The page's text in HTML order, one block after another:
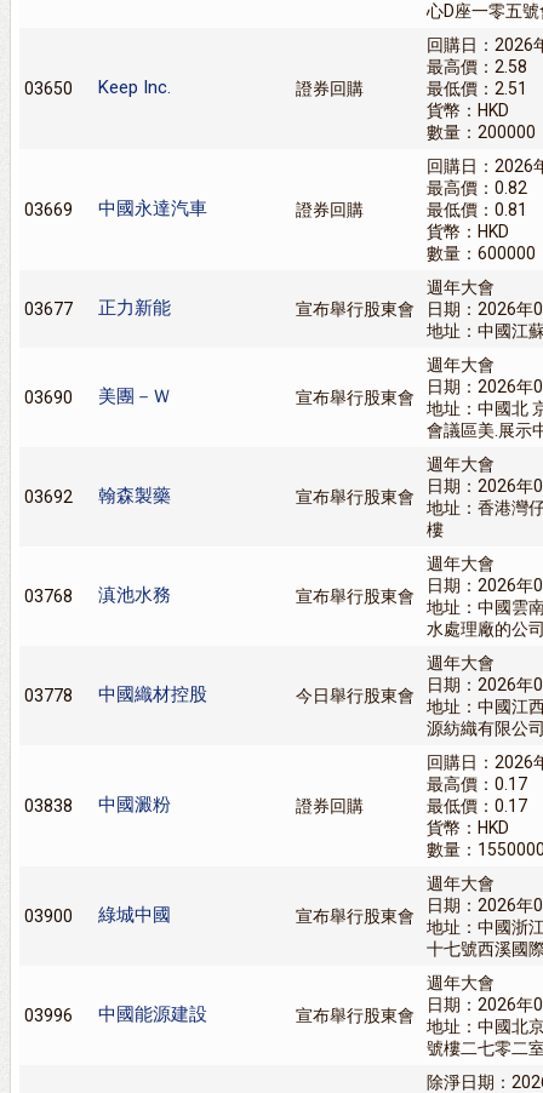
心D座一零五
03650 Keep Inc. 證券回購
回購日：2026
最高價：2.58
最低價：2.51
貨幣：HKD
數量：200000
03669 中國永達汽車 證券回購
回購日：2026
最高價：0.82
最低價：0.81
貨幣：HKD
數量：600000
03677 正力新能 宣布舉行股東會
週年大會
日期：2026年
地址：中國江
03690 美團－Ｗ 宣布舉行股東會
週年大會
日期：2026年
地址：中國北
會議區美.展示
03692 翰森製藥 宣布舉行股東會
週年大會
日期：2026年
地址：香港灣
樓
03768 滇池水務 宣布舉行股東會
週年大會
日期：2026年
地址：中國雲
水處理廠的公
03778 中國織材控股 今日舉行股東會
週年大會
日期：2026年
地址：中國江
源紡織有限公
03838 中國澱粉 證券回購
回購日：2026
最高價：0.17
最低價：0.17
貨幣：HKD
數量：
03900 綠城中國 宣布舉行股東會
週年大會
日期：2026年
地址：中國浙
十七號西溪國
03996 中國能源建設 宣布舉行股東會
週年大會
日期：2026年
地址：中國北
號樓二七零二
除淨日期：